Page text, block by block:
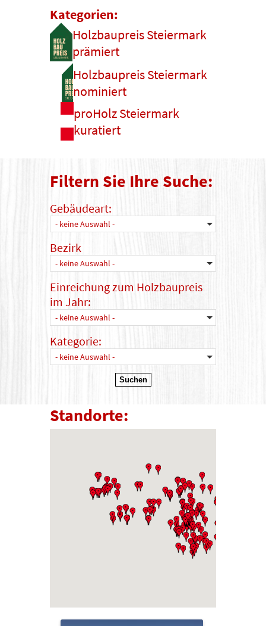
Kategorien:
Holzbaupreis Steiermark
prämiert
Holzbaupreis Steiermark
nominiert
proHolz Steiermark
kuratiert
Filtern Sie Ihre Suche:
Gebäudeart:
- keine Auswahl -
Bezirk
- keine Auswahl -
Einreichung zum Holzbaupreis
im Jahr:
- keine Auswahl -
Kategorie:
- keine Auswahl -
Standorte: